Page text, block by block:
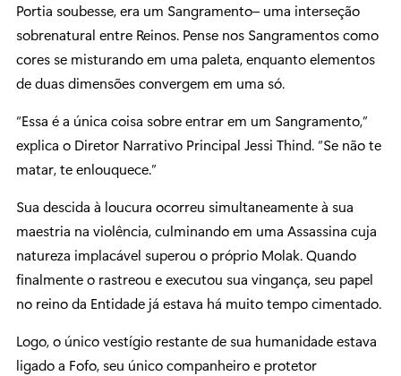
Portia soubesse, era um Sangramento– uma interseção
sobrenatural entre Reinos. Pense nos Sangramentos como
cores se misturando em uma paleta, enquanto elementos
de duas dimensões convergem em uma só.
“Essa é a única coisa sobre entrar em um Sangramento,”
explica o Diretor Narrativo Principal Jessi Thind. “Se não te
matar, te enlouquece.”
Sua descida à loucura ocorreu simultaneamente à sua
maestria na violência, culminando em uma Assassina cuja
natureza implacável superou o próprio Molak. Quando
finalmente o rastreou e executou sua vingança, seu papel
no reino da Entidade já estava há muito tempo cimentado.
Logo, o único vestígio restante de sua humanidade estava
ligado a Fofo, seu único companheiro e protetor